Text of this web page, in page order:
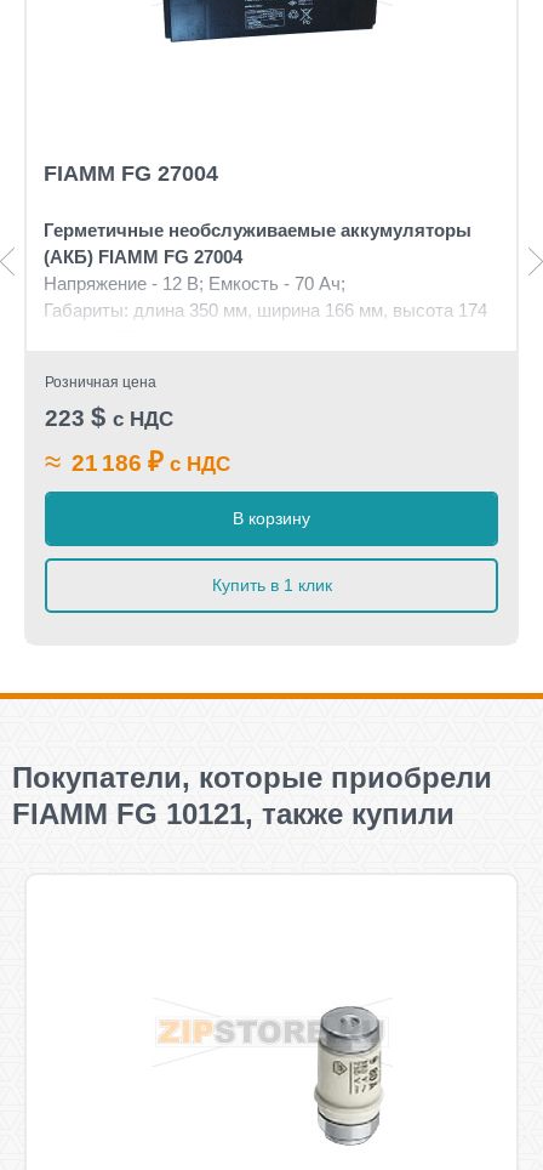
FIAMM FG 27004
Герметичные необслуживаемые аккумуляторы
(АКБ) FIAMM FG 27004
Напряжение - 12 В; Емкость - 70 Ач;
Габариты: длина 350 мм, ширина 166 мм, высота 174
Розничная цена
223 $ с НДС
≈ 21 186 ₽ с НДС
В корзину
Купить в 1 клик
Покупатели, которые приобрели
FIAMM FG 10121, также купили